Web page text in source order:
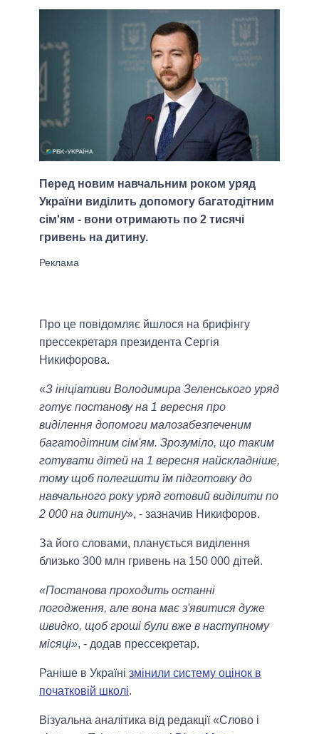
Перед новим навчальним роком уряд
України виділить допомогу багатодітним
сім'ям - вони отримають по 2 тисячі
гривень на дитину.
Про це повідомляє йшлося на брифінгу
прессекретаря президента Сергія
Никифорова.
«З ініціативи Володимира Зеленського уряд
готує постанову на 1 вересня про
виділення допомоги малозабезпеченим
багатодітним сім'ям. Зрозуміло, що таким
готувати дітей на 1 вересня найскладніше,
тому щоб полегшити їм підготовку до
навчального року уряд готовий виділити по
2 000 на дитину», - зазначив Никифоров.
За його словами, планується виділення
близько 300 млн гривень на 150 000 дітей.
«Постанова проходить останні
погодження, але вона має з'явитися дуже
швидко, щоб гроші були вже в наступному
місяці», - додав прессекретар.
Раніше в Україні змінили систему оцінок в
початковій школі.
Візуальна аналітика від редакції «Слово і